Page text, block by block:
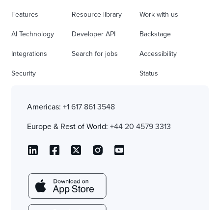
Features
AI Technology
Integrations
Security
Resource library
Developer API
Search for jobs
Work with us
Backstage
Accessibility
Status
Americas: +1 617 861 3548
Europe & Rest of World: +44 20 4579 3313